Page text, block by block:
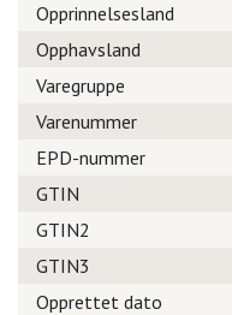
Opprinnelsesland
Opphavsland
Varegruppe
Varenummer
EPD-nummer
GTIN
GTIN2
GTIN3
Opprettet dato